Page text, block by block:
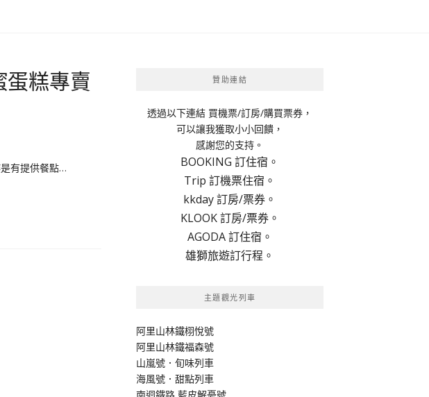
蛋糕專賣
有提供餐點…
贊助連結
透過以下連結 買機票/訂房/購買票券，
可以讓我獲取小小回饋，
感謝您的支持。
BOOKING 訂住宿。
Trip 訂機票住宿。
kkday 訂房/票券。
KLOOK 訂房/票券。
AGODA 訂住宿。
雄獅旅遊訂行程。
主題觀光列車
阿里山林鐵栩悅號
阿里山林鐵福森號
山嵐號．旬味列車
海風號．甜點列車